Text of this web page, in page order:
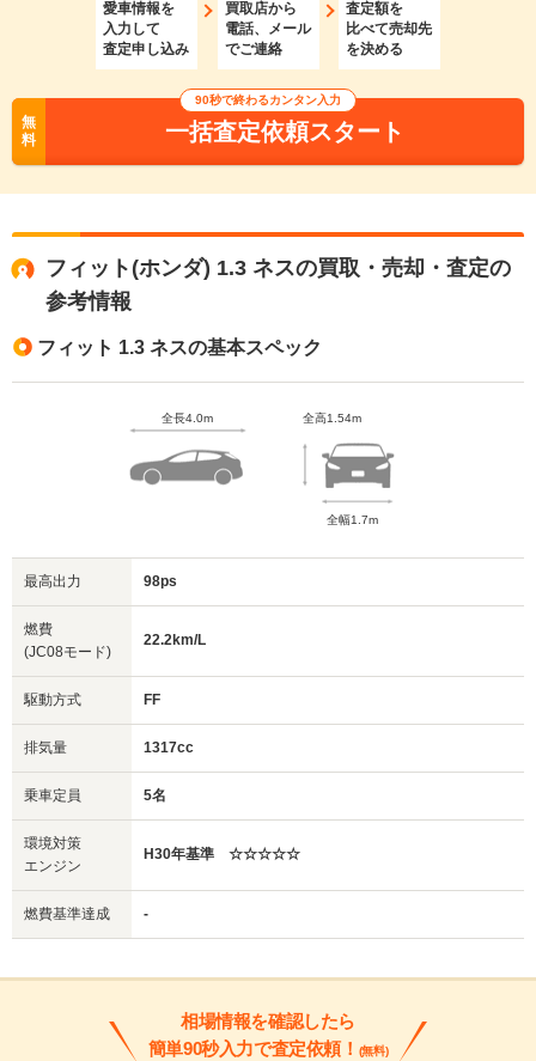
愛車情報を
入力して
査定申し込み
買取店から
電話、メール
でご連絡
査定額を
比べて売却先
を決める
無
料
90秒で終わるカンタン入力
一括査定依頼スタート
フィット(ホンダ) 1.3 ネスの買取・売却・査定の
参考情報
フィット 1.3 ネスの基本スペック
全長4.0m 全高1.54m
全幅1.7m
最高出力 98ps
燃費
(JC08モード)
22.2km/L
駆動方式 FF
排気量 1317cc
乗車定員 5名
環境対策
エンジン
H30年基準 ☆☆☆☆☆
燃費基準達成 -
相場情報を確認したら
簡単90秒入力で査定依頼！ (無料)